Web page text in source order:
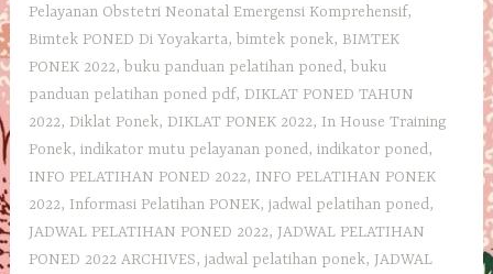
Pelayanan Obstetri Neonatal Emergensi Komprehensif,
Bimtek PONED Di Yoyakarta, bimtek ponek, BIMTEK
PONEK 2022, buku panduan pelatihan poned, buku
panduan pelatihan poned pdf,DIKLAT PONED TAHUN
2022,Diklat Ponek,DIKLAT PONEK 2022, In House Training
Ponek,indikator mutu pelayanan poned,indikator poned,
INFO PELATIHAN PONED 2022, INFO PELATIHAN PONEK
2022, Informasi Pelatihan PONEK,jadwal pelatihan poned,
JADWAL PELATIHAN PONED 2022, JADWAL PELATIHAN
PONED 2022 ARCHIVES,jadwal pelatihan ponek, JADWAL